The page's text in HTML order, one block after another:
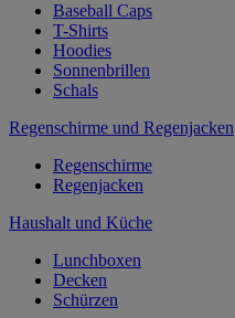
Baseball Caps
T-Shirts
Hoodies
Sonnenbrillen
Schals
Regenschirme und Regenjacken
Regenschirme
Regenjacken
Haushalt und Küche
Lunchboxen
Decken
Schürzen